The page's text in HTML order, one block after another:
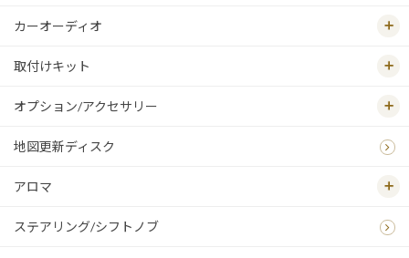
カーオーディオ
取付けキット
オプション/アクセサリー
地図更新ディスク
アロマ
ステアリング/シフトノブ